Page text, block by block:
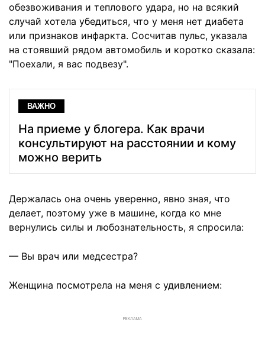
обезвоживания и теплового удара, но на всякий
случай хотела убедиться, что у меня нет диабета
или признаков инфаркта. Сосчитав пульс, указала
на стоявший рядом автомобиль и коротко сказала:
"Поехали, я вас подвезу".
ВАЖНО
На приеме у блогера. Как врачи
консультируют на расстоянии и кому
можно верить
Держалась она очень уверенно, явно зная, что
делает, поэтому уже в машине, когда ко мне
вернулись силы и любознательность, я спросила:
— Вы врач или медсестра?
Женщина посмотрела на меня с удивлением:
РЕКЛАМА